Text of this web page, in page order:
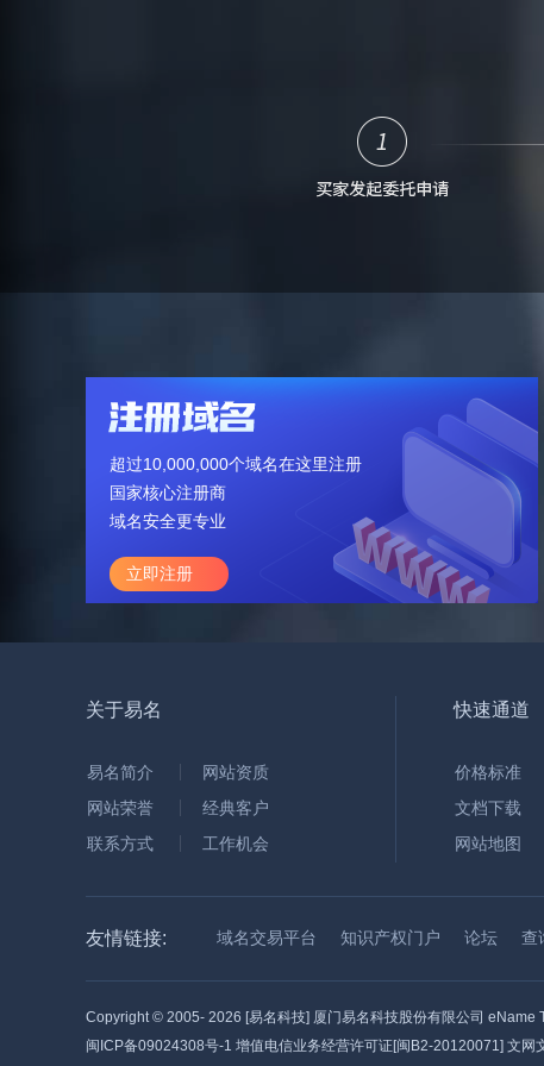
超过10,000,000个域名在这里注册
国家核心注册商
域名安全更专业
立即注册
关于易名
易名简介
网站资质
网站荣誉
经典客户
联系方式
工作机会
快速通道
价格标准
文档下载
网站地图
友情链接: 域名交易平台 知识产权门户 论坛 查
Copyright © 2005- 2026 [易名科技] 厦门易名科技股份有限公司 eName
闽ICP备09024308号-1 增值电信业务经营许可证[闽B2-20120071] 文网